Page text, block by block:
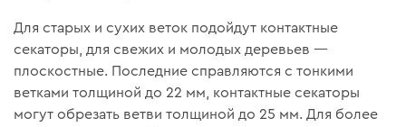
Для старых и сухих веток подойдут контактные
секаторы, для свежих и молодых деревьев —
плоскостные. Последние справляются с тонкими
ветками толщиной до 22 мм, контактные секаторы
могут обрезать ветви толщиной до 25 мм. Для более